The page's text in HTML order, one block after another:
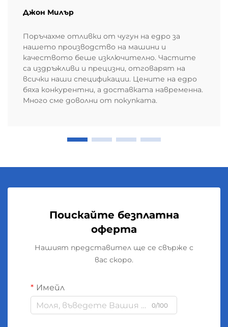
Джон Милър
Поръчахме отливки от чугун на едро за
нашето производство на машини и
качеството беше изключително. Частите
са издръжливи и прецизни, отговарят на
всички наши спецификации. Цените на едро
бяха конкурентни, а доставката навременна.
Много сме доволни от покупката.
Поискайте безплатна
оферта
Нашият представител ще се свърже с
вас скоро.
Имейл
0/100